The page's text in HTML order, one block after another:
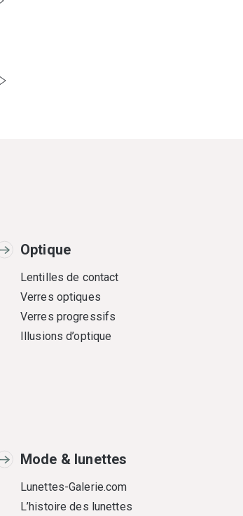
Optique
Lentilles de contact
Verres optiques
Verres progressifs
Illusions d’optique
Mode & lunettes
Lunettes-Galerie.com
L’histoire des lunettes